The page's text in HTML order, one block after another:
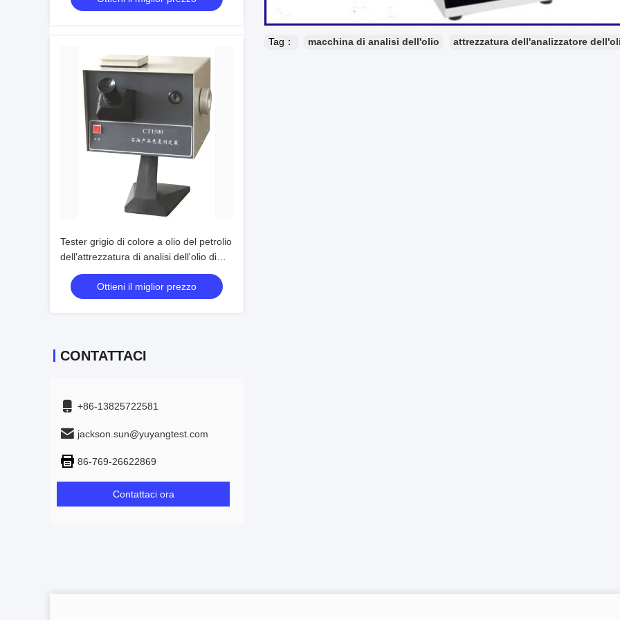
Tester grigio di colore a olio del petrolio
dell'attrezzatura di analisi dell'olio di
operazione manuale
Ottieni il miglior prezzo
CONTATTACI
+86-13825722581
jackson.sun@yuyangtest.com
86-769-26622869
Contattaci ora
Tag： macchina di analisi dell'olio attrezzatura dell'analizzatore